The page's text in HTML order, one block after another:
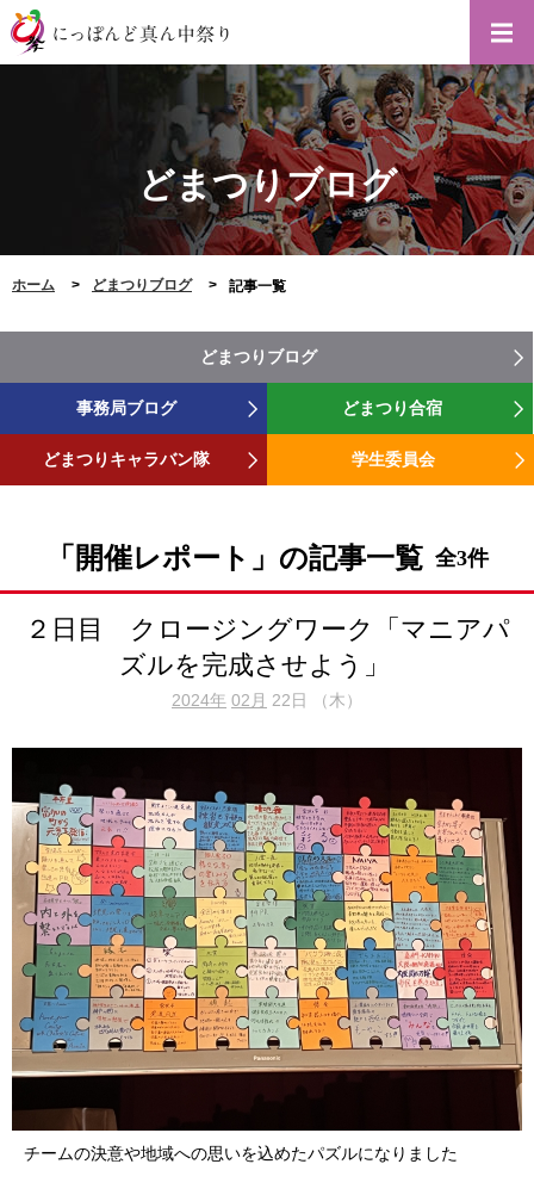
どまつりブログ
ホーム どまつりブログ 記事一覧
どまつりブログ
事務局ブログ どまつり合宿
どまつりキャラバン隊 学生委員会
「開催レポート」の記事一覧 全3件
２日目 クロージングワーク「マニアパ
ズルを完成させよう」
2024年 02月 22日 （木）
チームの決意や地域への思いを込めたパズルになりました